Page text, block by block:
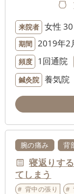
来院者 女性
期間 2019年2
頻度 1回通院
鍼灸院 養気院
腕の痛み 背
寝返りす
てしまう
背中の張り